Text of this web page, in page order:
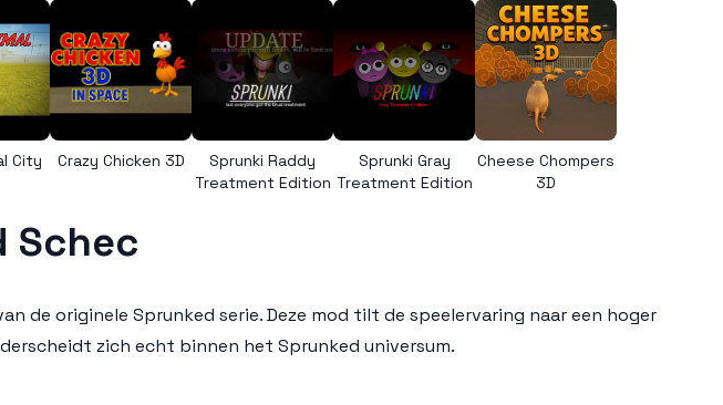
City Crazy Chicken 3D
Sprunki Raddy
Treatment Edition
Sprunki Gray
Treatment Edition
Cheese Chompers
3D
Schec
de originele Sprunked serie. Deze mod tilt de speelervaring naar een hoger
zich echt binnen het Sprunked universum.